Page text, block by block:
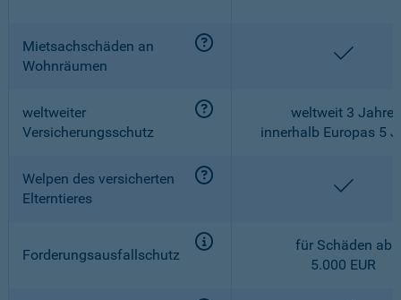
Mietsachschäden an
Wohnräumen
weltweiter
Versicherungsschutz
weltweit 3 Jahre,
innerhalb Europas 5
Welpen des versicherten
Elterntieres
Forderungsausfallschutz
für Schäden ab
5.000 EUR